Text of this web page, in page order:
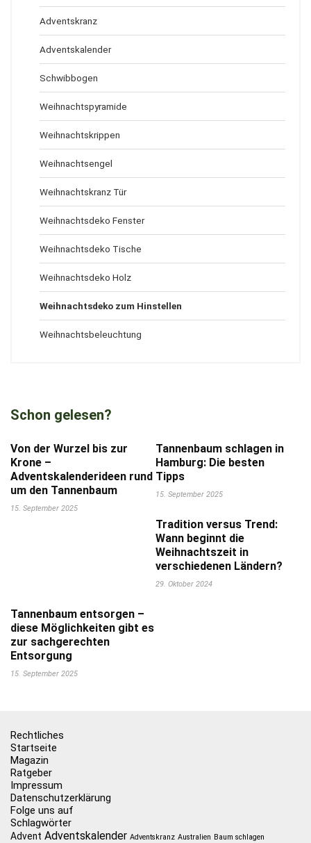
Adventskranz
Adventskalender
Schwibbogen
Weihnachtspyramide
Weihnachtskrippen
Weihnachtsengel
Weihnachtskranz Tür
Weihnachtsdeko Fenster
Weihnachtsdeko Tische
Weihnachtsdeko Holz
Weihnachtsdeko zum Hinstellen
Weihnachtsbeleuchtung
Schon gelesen?
Von der Wurzel bis zur
Krone –
Adventskalenderideen rund
um den Tannenbaum
15. September 2025
Tannenbaum schlagen in
Hamburg: Die besten
Tipps
15. September 2025
Tradition versus Trend:
Wann beginnt die
Weihnachtszeit in
verschiedenen Ländern?
29. Oktober 2024
Tannenbaum entsorgen –
diese Möglichkeiten gibt es
zur sachgerechten
Entsorgung
15. September 2025
Rechtliches
Startseite
Magazin
Ratgeber
Impressum
Datenschutzerklärung
Folge uns auf
Schlagwörter
Advent Adventskalender Adventskranz Australien Baum schlagen